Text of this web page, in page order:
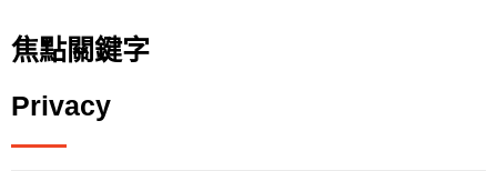
焦點關鍵字
Privacy